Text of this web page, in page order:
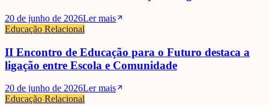
20 de junho de 2026Ler mais
Educação Relacional
II Encontro de Educação para o Futuro destaca a
ligação entre Escola e Comunidade
20 de junho de 2026Ler mais
Educação Relacional